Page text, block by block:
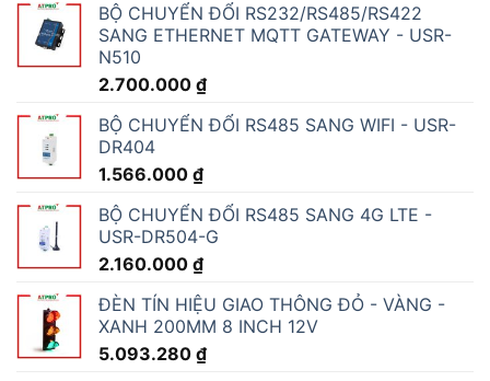
BỘ CHUYỂN ĐỔI RS232/RS485/RS422
SANG ETHERNET MQTT GATEWAY - USR-
N510
2.700.000 ₫
BỘ CHUYỂN ĐỔI RS485 SANG WIFI - USR-
DR404
1.566.000 ₫
BỘ CHUYỂN ĐỔI RS485 SANG 4G LTE -
USR-DR504-G
2.160.000 ₫
ĐÈN TÍN HIỆU GIAO THÔNG ĐỎ - VÀNG -
XANH 200MM 8 INCH 12V
5.093.280 ₫